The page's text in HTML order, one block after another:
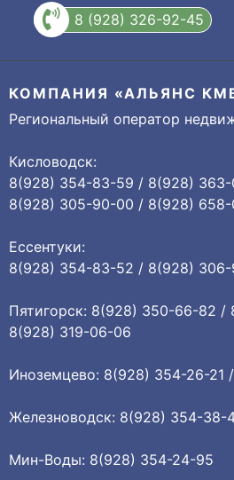
8 (928) 326-92-45
КОМПАНИЯ «АЛЬЯНС
Региональный оператор
Кисловодск:
8(928) 354-83-59 / 8(928)
8(928) 305-90-00 / 8(928) 658-
Ессентуки:
8(928) 354-83-52 / 8(928) 306-
Пятигорск: 8(928) 350-66-82
8(928) 319-06-06
Иноземцево: 8(928) 354-26-21
Железноводск: 8(928) 354-38-
Мин-Воды: 8(928) 354-24-95